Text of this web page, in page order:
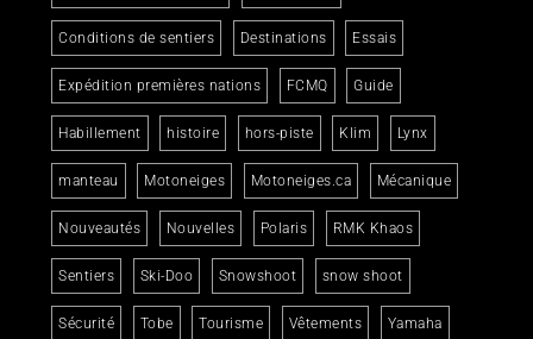
Conditions de sentiers Destinations Essais
Expédition premières nations FCMQ Guide
Habillement histoire hors-piste Klim Lynx
manteau Motoneiges Motoneiges.ca Mécanique
Nouveautés Nouvelles Polaris RMK Khaos
Sentiers Ski-Doo Snowshoot snow shoot
Sécurité Tobe Tourisme Vêtements Yamaha